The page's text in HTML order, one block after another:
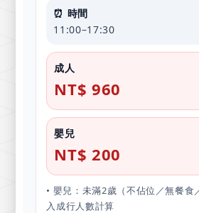
⏰ 時間
11:00–17:30
成人
NT$ 960
嬰兒
NT$ 200
• 嬰兒：未滿2歲（不佔位／無餐食
入成行人數計算